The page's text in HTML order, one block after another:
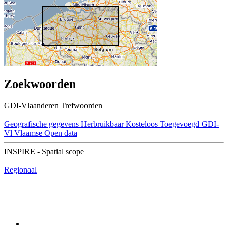
Zoekwoorden
GDI-Vlaanderen Trefwoorden
Geografische gegevens Herbruikbaar Kosteloos Toegevoegd GDI-
Vl Vlaamse Open data
INSPIRE - Spatial scope
Regionaal